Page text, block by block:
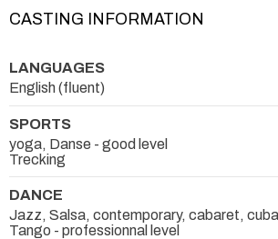
CASTING INFORMATION
LANGUAGES
English (fluent)
SPORTS
yoga, Danse - good level
Trecking
DANCE
Jazz, Salsa, contemporary, cabaret,
Tango - professionnal level